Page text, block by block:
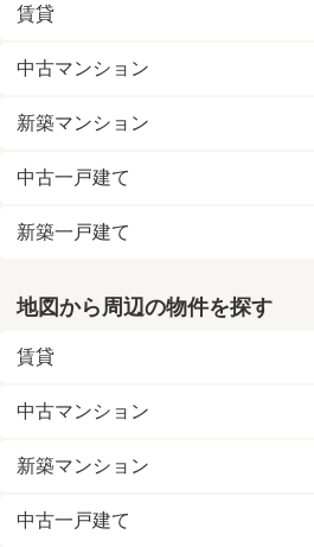
賃貸
中古マンション
新築マンション
中古一戸建て
新築一戸建て
地図から周辺の物件を探す
賃貸
中古マンション
新築マンション
中古一戸建て